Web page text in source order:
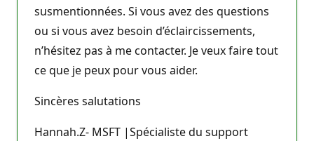
susmentionnées. Si vous avez des questions
ou si vous avez besoin d’éclaircissements,
n’hésitez pas à me contacter. Je veux faire tout
ce que je peux pour vous aider.
Sincères salutations
Hannah.Z- MSFT |Spécialiste du support